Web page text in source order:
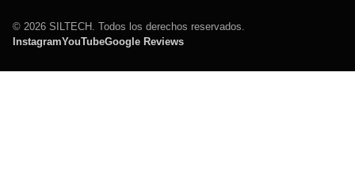
© 2026 SILTECH. Todos los derechos reservados.
InstagramYouTubeGoogle Reviews